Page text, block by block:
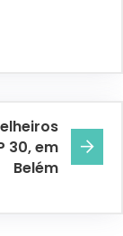
30, em
Belém